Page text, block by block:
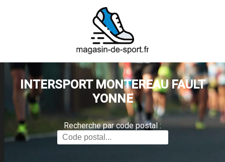
INTERSPORT MONTEREAU FAULT
YONNE
Recherche par code postal :